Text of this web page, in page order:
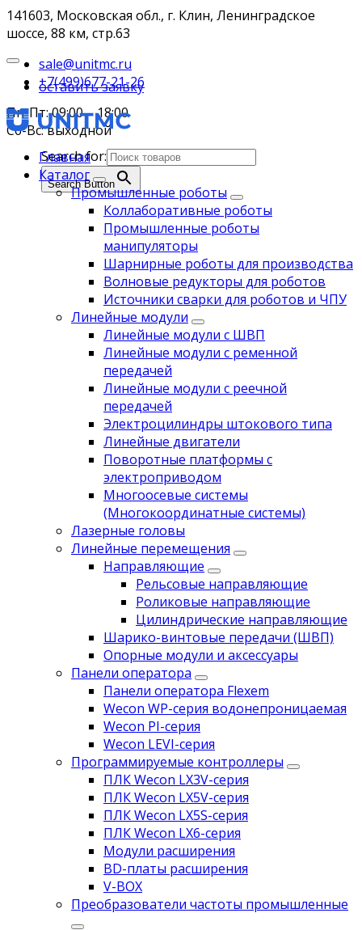
141603, Московская обл., г. Клин, Ленинградское
шоссе, 88 км, стр.63
sale@unitmc.ru
+7(499)677-21-26
Пн-Пт: 09:00 – 18:00
Сб-Вс: выходной
Search for:
Search Button
оставить заявку
Главная
Каталог
Промышленные роботы
Коллаборативные роботы
Промышленные роботы
манипуляторы
Шарнирные роботы для производства
Волновые редукторы для роботов
Источники сварки для роботов и ЧПУ
Линейные модули
Линейные модули с ШВП
Линейные модули с ременной
передачей
Линейные модули с реечной
передачей
Электроцилиндры штокового типа
Линейные двигатели
Поворотные платформы с
электроприводом
Многоосевые системы
(Многокоординатные системы)
Лазерные головы
Линейные перемещения
Направляющие
Рельсовые направляющие
Роликовые направляющие
Цилиндрические направляющие
Шарико-винтовые передачи (ШВП)
Опорные модули и аксессуары
Панели оператора
Панели оператора Flexem
Wecon WP-серия водонепроницаемая
Wecon PI-серия
Wecon LEVI-серия
Программируемые контроллеры
ПЛК Wecon LX3V-серия
ПЛК Wecon LX5V-серия
ПЛК Wecon LX5S-серия
ПЛК Wecon LX6-серия
Модули расширения
BD-платы расширения
V-BOX
Преобразователи частоты промышленные